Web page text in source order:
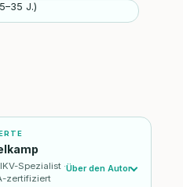
J.)
Spezialist ·
zertifiziert
Über den Autor